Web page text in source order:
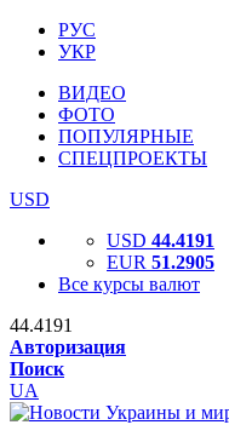
РУС
УКР
ВИДЕО
ФОТО
ПОПУЛЯРНЫЕ
СПЕЦПРОЕКТЫ
USD
USD 44.4191
EUR 51.2905
Все курсы валют
44.4191
Авторизация
Поиск
UA